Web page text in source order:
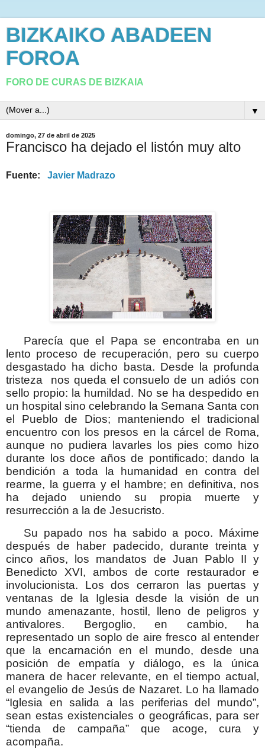
BIZKAIKO ABADEEN
FOROA
FORO DE CURAS DE BIZKAIA
▼
domingo, 27 de abril de 2025
Francisco ha dejado el listón muy alto
Fuente: Javier Madrazo
Parecía que el Papa se encontraba en un
lento proceso de recuperación, pero su cuerpo
desgastado ha dicho basta. Desde la profunda
tristeza nos queda el consuelo de un adiós con
sello propio: la humildad. No se ha despedido en
un hospital sino celebrando la Semana Santa con
el Pueblo de Dios; manteniendo el tradicional
encuentro con los presos en la cárcel de Roma,
aunque no pudiera lavarles los pies como hizo
durante los doce años de pontificado; dando la
bendición a toda la humanidad en contra del
rearme, la guerra y el hambre; en definitiva, nos
ha dejado uniendo su propia muerte y
resurrección a la de Jesucristo.
Su papado nos ha sabido a poco. Máxime
después de haber padecido, durante treinta y
cinco años, los mandatos de Juan Pablo II y
Benedicto XVI, ambos de corte restaurador e
involucionista. Los dos cerraron las puertas y
ventanas de la Iglesia desde la visión de un
mundo amenazante, hostil, lleno de peligros y
antivalores. Bergoglio, en cambio, ha
representado un soplo de aire fresco al entender
que la encarnación en el mundo, desde una
posición de empatía y diálogo, es la única
manera de hacer relevante, en el tiempo actual,
el evangelio de Jesús de Nazaret. Lo ha llamado
“Iglesia en salida a las periferias del mundo”,
sean estas existenciales o geográficas, para ser
“tienda de campaña” que acoge, cura y
acompaña.